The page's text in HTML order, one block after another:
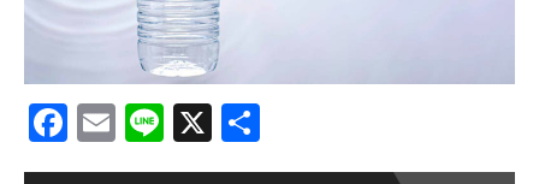
Facebook
EmailLine
X
有